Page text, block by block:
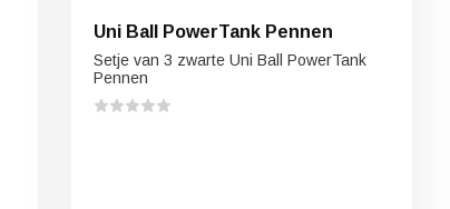
Uni Ball PowerTank Pennen
Setje van 3 zwarte Uni Ball PowerTank
Pennen